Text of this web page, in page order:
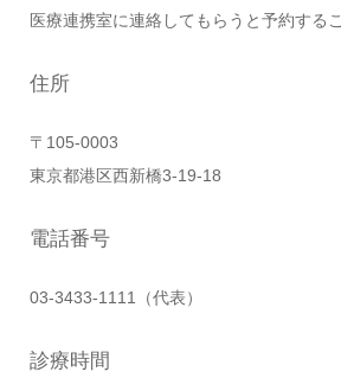
医療連携室に連絡してもらうと予約する
住所
〒105-0003
東京都港区西新橋3-19-18
電話番号
03-3433-1111（代表）
診療時間